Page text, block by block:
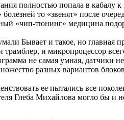
полностью попала в кабалу
то «звенят» после
«чип-тюнинг» медицина
Бывает и такое, но
и микропроцессор
не самая умная, датчики
разных вариантов
ее пытались все
Глеба Михайлова могло